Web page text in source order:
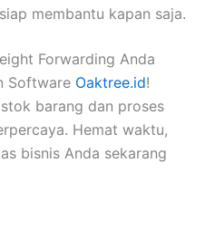
membantu kapan saja.
Forwarding Anda
Software Oaktree.id!
barang dan proses
Hemat waktu,
bisnis Anda sekarang